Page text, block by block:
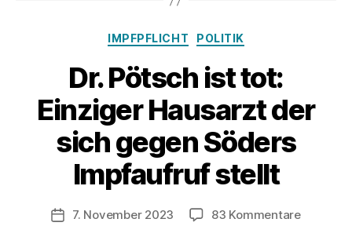
Kategorien
IMPFPFLICHT POLITIK
Dr. Pötsch ist tot:
Einziger Hausarzt der
sich gegen Söders
Impfaufruf stellt
Veröffentlichungsdatum
7. November 2023 83 Kommentarezu